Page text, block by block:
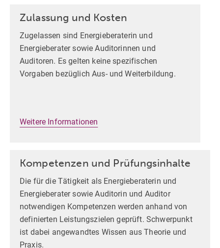
Zulassung und Kosten
Zugelassen sind Energieberaterin und
Energieberater sowie Auditorinnen und
Auditoren. Es gelten keine spezifischen
Vorgaben bezüglich Aus- und Weiterbildung.
Weitere Informationen
Kompetenzen und Prüfungsinhalte
Die für die Tätigkeit als Energieberaterin und
Energieberater sowie Auditorin und Auditor
notwendigen Kompetenzen werden anhand von
definierten Leistungszielen geprüft. Schwerpunkt
ist dabei angewandtes Wissen aus Theorie und
Praxis.